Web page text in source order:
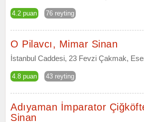
4.2 puan 76 reyting
O Pilavcı, Mimar Sinan
İstanbul Caddesi, 23 Fevzi Çakmak,
4.8 puan 43 reyting
Adıyaman İmparator
Sinan